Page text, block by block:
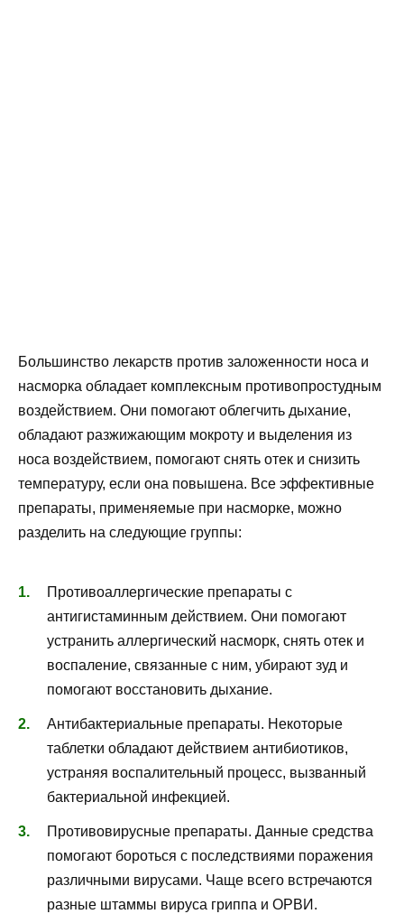
Большинство лекарств против заложенности носа и
насморка обладает комплексным противопростудным
воздействием. Они помогают облегчить дыхание,
обладают разжижающим мокроту и выделения из
носа воздействием, помогают снять отек и снизить
температуру, если она повышена. Все эффективные
препараты, применяемые при насморке, можно
разделить на следующие группы:
Противоаллергические препараты с
антигистаминным действием. Они помогают
устранить аллергический насморк, снять отек и
воспаление, связанные с ним, убирают зуд и
помогают восстановить дыхание.
Антибактериальные препараты. Некоторые
таблетки обладают действием антибиотиков,
устраняя воспалительный процесс, вызванный
бактериальной инфекцией.
Противовирусные препараты. Данные средства
помогают бороться с последствиями поражения
различными вирусами. Чаще всего встречаются
разные штаммы вируса гриппа и ОРВИ.